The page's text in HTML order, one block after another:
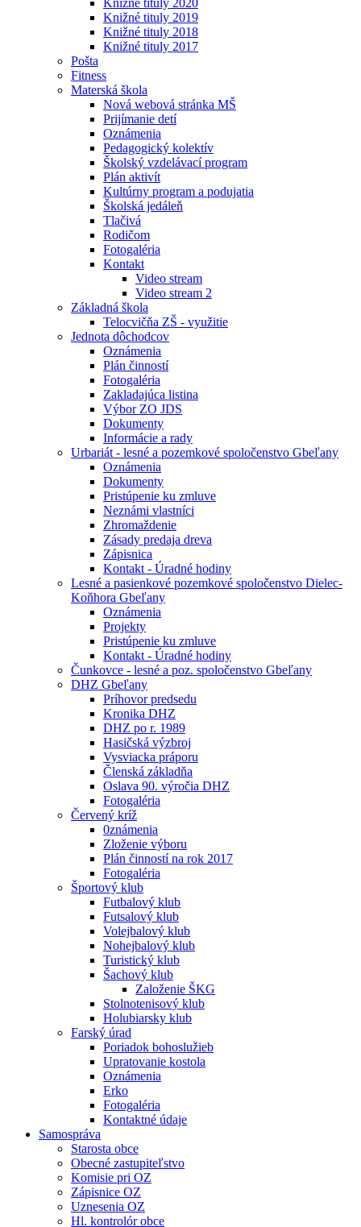
Knižné tituly 2020
Knižné tituly 2019
Knižné tituly 2018
Knižné tituly 2017
Pošta
Fitness
Materská škola
Nová webová stránka MŠ
Prijímanie detí
Oznámenia
Pedagogický kolektív
Školský vzdelávací program
Plán aktivít
Kultúrny program a podujatia
Školská jedáleň
Tlačivá
Rodičom
Fotogaléria
Kontakt
Video stream
Video stream 2
Základná škola
Telocvičňa ZŠ - využitie
Jednota dôchodcov
Oznámenia
Plán činností
Fotogaléria
Zakladajúca listina
Výbor ZO JDS
Dokumenty
Informácie a rady
Urbariát - lesné a pozemkové spoločenstvo Gbeľany
Oznámenia
Dokumenty
Pristúpenie ku zmluve
Neznámi vlastníci
Zhromaždenie
Zásady predaja dreva
Zápisnica
Kontakt - Úradné hodiny
Lesné a pasienkové pozemkové spoločenstvo Dielec-
Koňhora Gbeľany
Oznámenia
Projekty
Pristúpenie ku zmluve
Kontakt - Úradné hodiny
Čunkovce - lesné a poz. spoločenstvo Gbeľany
DHZ Gbeľany
Príhovor predsedu
Kronika DHZ
DHZ po r. 1989
Hasičská výzbroj
Vysviacka práporu
Členská základňa
Oslava 90. výročia DHZ
Fotogaléria
Červený kríž
0známenia
Zloženie výboru
Plán činností na rok 2017
Fotogaléria
Športový klub
Futbalový klub
Futsalový klub
Volejbalový klub
Nohejbalový klub
Turistický klub
Šachový klub
Založenie ŠKG
Stolnotenisový klub
Holubiarsky klub
Farský úrad
Poriadok bohoslužieb
Upratovanie kostola
Oznámenia
Erko
Fotogaléria
Kontaktné údaje
Samospráva
Starosta obce
Obecné zastupiteľstvo
Komisie pri OZ
Zápisnice OZ
Uznesenia OZ
Hl. kontrolór obce